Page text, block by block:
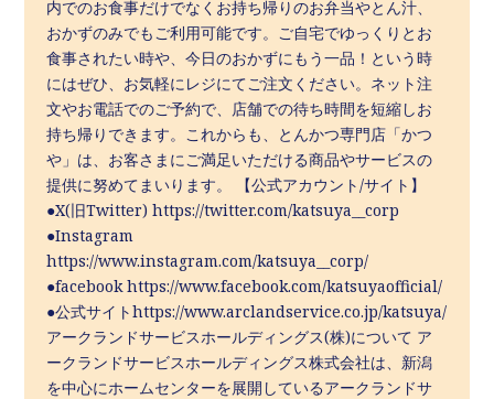
内でのお⾷事だけでなくお持ち帰りのお弁当やとん汁、
おかずのみでもご利⽤可能です。ご⾃宅でゆっくりとお
⾷事されたい時や、今⽇のおかずにもう⼀品！という時
にはぜひ、お気軽にレジにてご注⽂ください。ネット注
文やお電話でのご予約で、店舗での待ち時間を短縮しお
持ち帰りできます。これからも、とんかつ専⾨店「かつ
や」は、お客さまにご満足いただける商品やサービスの
提供に努めてまいります。 【公式アカウント/サイト】
●X(旧Twitter) https://twitter.com/katsuya__corp
●Instagram
https://www.instagram.com/katsuya__corp/
●facebook https://www.facebook.com/katsuyaofficial/
●公式サイトhttps://www.arclandservice.co.jp/katsuya/
アークランドサービスホールディングス(株)について ア
ークランドサービスホールディングス株式会社は、新潟
を中心にホームセンターを展開しているアークランドサ